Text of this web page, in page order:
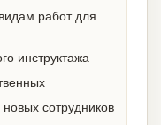
работ для
инструктажа
сотрудников